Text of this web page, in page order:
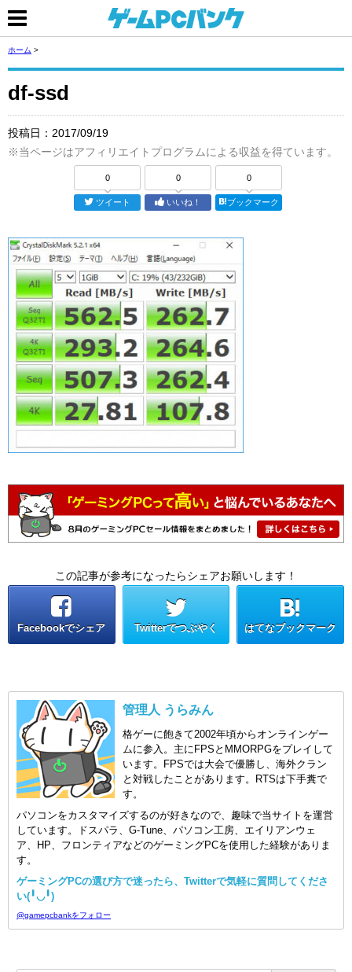
ホーム >
df-ssd
投稿日： 2017/09/19
※当ページはアフィリエイトプログラムによる収益を得ています。
0
ツイート
0
いいね！
0
ブックマーク
この記事が参考になったらシェアお願いします！
Facebookでシェア Twitterでつぶやく はてなブックマーク
管理人 うらみん
格ゲーに飽きて2002年頃からオンラインゲー
ムに参入。主にFPSとMMORPGをプレイして
います。FPSでは大会で優勝し、海外クラン
と対戦したことがあります。RTSは下手糞で
す。
パソコンをカスタマイズするのが好きなので、趣味で当サイトを運営
しています。ドスパラ、G-Tune、パソコン工房、エイリアンウェ
ア、HP、フロンティアなどのゲーミングPCを使用した経験がありま
す。
ゲーミングPCの選び方で迷ったら、Twitterで気軽に質問してくださ
い(╹◡╹)
@gamepcbankをフォロー